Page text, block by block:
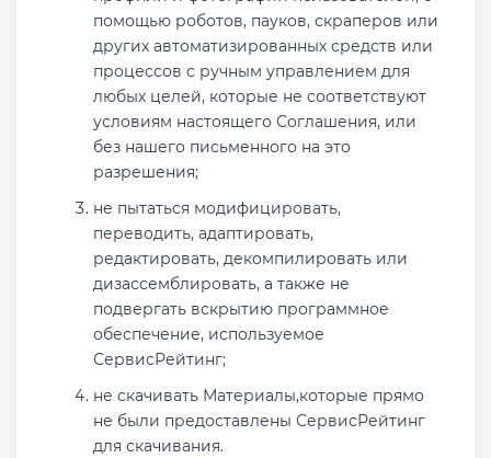
помощью роботов, пауков, скраперов или
других автоматизированных средств или
процессов с ручным управлением для
любых целей, которые не соответствуют
условиям настоящего Соглашения, или
без нашего письменного на это
разрешения;
не пытаться модифицировать,
переводить, адаптировать,
редактировать, декомпилировать или
дизассемблировать, а также не
подвергать вскрытию программное
обеспечение, используемое
СервисРейтинг;
не скачивать Материалы,которые прямо
не были предоставлены СервисРейтинг
для скачивания.